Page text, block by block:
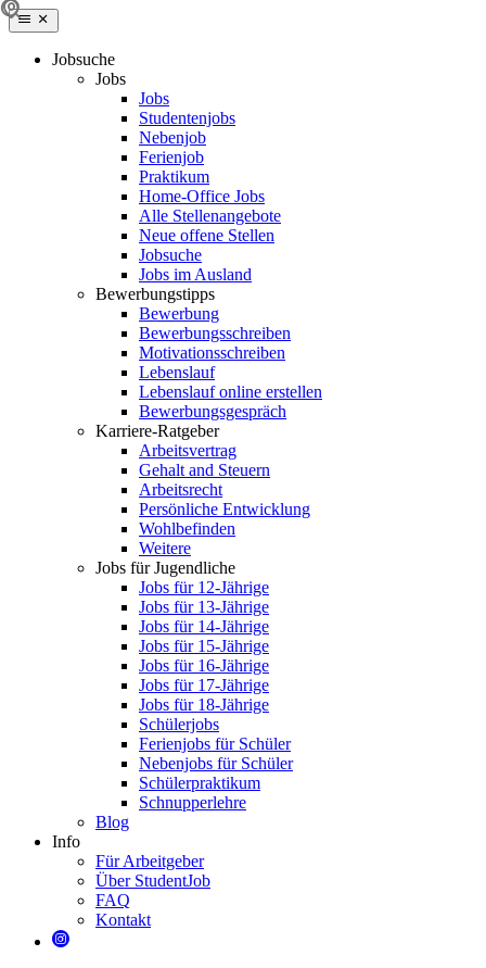
Jobsuche
Jobs
Jobs
Studentenjobs
Nebenjob
Ferienjob
Praktikum
Home-Office Jobs
Alle Stellenangebote
Neue offene Stellen
Jobsuche
Jobs im Ausland
Bewerbungstipps
Bewerbung
Bewerbungsschreiben
Motivationsschreiben
Lebenslauf
Lebenslauf online erstellen
Bewerbungsgespräch
Karriere-Ratgeber
Arbeitsvertrag
Gehalt and Steuern
Arbeitsrecht
Persönliche Entwicklung
Wohlbefinden
Weitere
Jobs für Jugendliche
Jobs für 12-Jährige
Jobs für 13-Jährige
Jobs für 14-Jährige
Jobs für 15-Jährige
Jobs für 16-Jährige
Jobs für 17-Jährige
Jobs für 18-Jährige
Schülerjobs
Ferienjobs für Schüler
Nebenjobs für Schüler
Schülerpraktikum
Schnupperlehre
Blog
Info
Für Arbeitgeber
Über StudentJob
FAQ
Kontakt